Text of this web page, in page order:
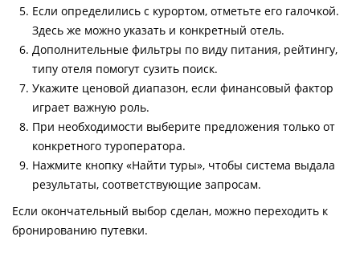
Если определились с курортом, отметьте его галочкой.
Здесь же можно указать и конкретный отель.
Дополнительные фильтры по виду питания, рейтингу,
типу отеля помогут сузить поиск.
Укажите ценовой диапазон, если финансовый фактор
играет важную роль.
При необходимости выберите предложения только от
конкретного туроператора.
Нажмите кнопку «Найти туры», чтобы система выдала
результаты, соответствующие запросам.
Если окончательный выбор сделан, можно переходить к
бронированию путевки.